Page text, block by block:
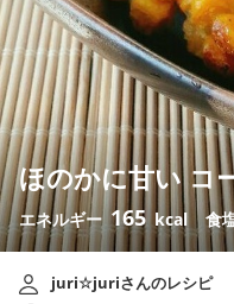
ほのかに甘い コ
エネルギー 165 kcal 食
juri☆juriさんのレシピ